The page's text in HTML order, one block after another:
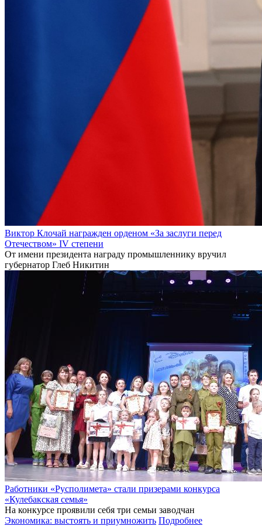
Виктор Клочай награжден орденом «За заслуги перед
Отечеством» IV степени
От имени президента награду промышленнику вручил
губернатор Глеб Никитин
Работники «Русполимета» стали призерами конкурса
«Кулебакская семья»
На конкурсе проявили себя три семьи заводчан
Экономика: выстоять и приумножить Подробнее